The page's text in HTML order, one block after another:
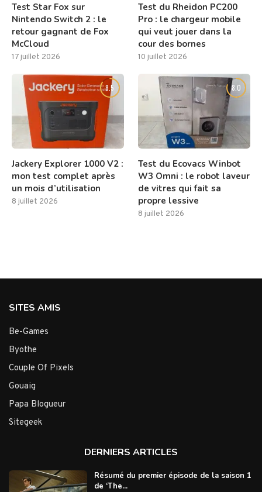
Test Star Fox sur
Nintendo Switch 2 : le
retour gagnant de Fox
McCloud
17 juillet 2026
Test du Rheidon PC200
Pro : le chargeur mobile
qui veut jouer dans la
cour des bornes
10 juillet 2026
8.5
Jackery Explorer 1000 V2 :
mon test complet après
un mois d’utilisation
8 juillet 2026
8.0
Test du Ecovacs Winbot
W3 Omni : le robot laveur
de vitres qui fait sa
propre lessive
8 juillet 2026
SITES AMIS
Be-Games
Byothe
Couple Of Pixels
Gouaig
Papa Blogueur
Sitegeek
DERNIERS ARTICLES
Résumé du premier épisode de la saison 1
de ‘The...